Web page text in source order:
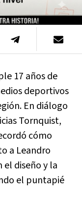
17 años de
deportivos
En diálogo
Tornquist,
cómo
a Leandro
el diseño y la
el puntapié